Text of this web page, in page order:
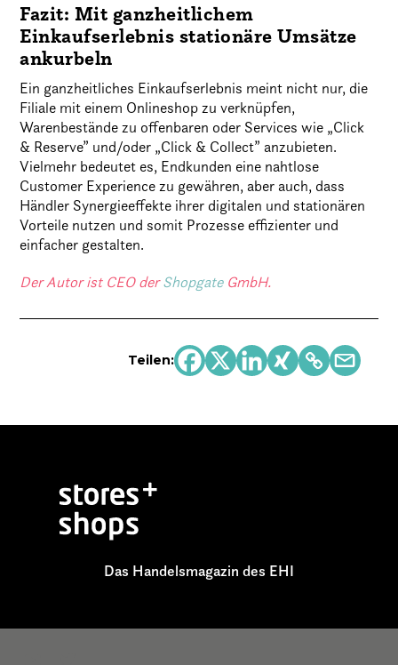
Fazit: Mit ganzheitlichem
Einkaufserlebnis stationäre Umsätze
ankurbeln
Ein ganzheitliches Einkaufserlebnis meint nicht nur, die
Filiale mit einem Onlineshop zu verknüpfen,
Warenbestände zu offenbaren oder Services wie „Click
& Reserve” und/oder „Click & Collect” anzubieten.
Vielmehr bedeutet es, Endkunden eine nahtlose
Customer Experience zu gewähren, aber auch, dass
Händler Synergieeffekte ihrer digitalen und stationären
Vorteile nutzen und somit Prozesse effizienter und
einfacher gestalten.
Der Autor ist CEO derShopgateGmbH.
Teilen:
Das Handelsmagazin des EHI